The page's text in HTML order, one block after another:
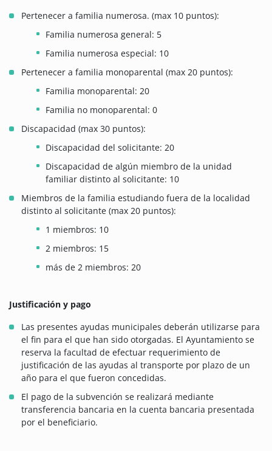
Pertenecer a familia numerosa. (max 10 puntos):
Familia numerosa general: 5
Familia numerosa especial: 10
Pertenecer a familia monoparental (max 20 puntos):
Familia monoparental: 20
Familia no monoparental: 0
Discapacidad (max 30 puntos):
Discapacidad del solicitante: 20
Discapacidad de algún miembro de la unidad
familiar distinto al solicitante: 10
Miembros de la familia estudiando fuera de la localidad
distinto al solicitante (max 20 puntos):
1 miembros: 10
2 miembros: 15
más de 2 miembros: 20
Justificación y pago
Las presentes ayudas municipales deberán utilizarse para
el fin para el que han sido otorgadas. El Ayuntamiento se
reserva la facultad de efectuar requerimiento de
justificación de las ayudas al transporte por plazo de un
año para el que fueron concedidas.
El pago de la subvención se realizará mediante
transferencia bancaria en la cuenta bancaria presentada
por el beneficiario.